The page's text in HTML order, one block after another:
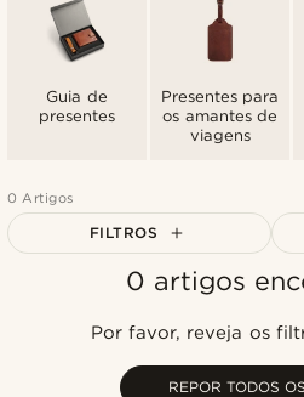
Guia de
presentes
Presentes para
os amantes de
viagens
0 Artigos
FILTROS
0 artigos
Por favor, reveja os
REPOR TODOS